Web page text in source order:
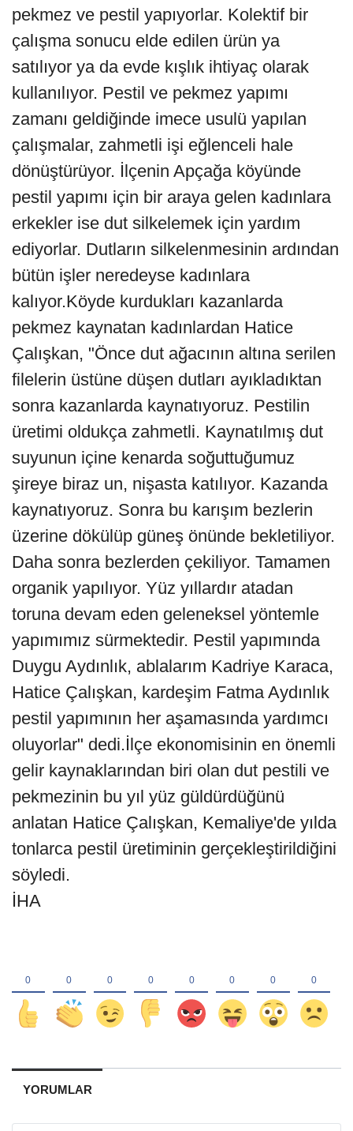
pekmez ve pestil yapıyorlar. Kolektif bir
çalışma sonucu elde edilen ürün ya
satılıyor ya da evde kışlık ihtiyaç olarak
kullanılıyor. Pestil ve pekmez yapımı
zamanı geldiğinde imece usulü yapılan
çalışmalar, zahmetli işi eğlenceli hale
dönüştürüyor. İlçenin Apçağa köyünde
pestil yapımı için bir araya gelen kadınlara
erkekler ise dut silkelemek için yardım
ediyorlar. Dutların silkelenmesinin ardından
bütün işler neredeyse kadınlara
kalıyor.Köyde kurdukları kazanlarda
pekmez kaynatan kadınlardan Hatice
Çalışkan, "Önce dut ağacının altına serilen
filelerin üstüne düşen dutları ayıkladıktan
sonra kazanlarda kaynatıyoruz. Pestilin
üretimi oldukça zahmetli. Kaynatılmış dut
suyunun içine kenarda soğuttuğumuz
şireye biraz un, nişasta katılıyor. Kazanda
kaynatıyoruz. Sonra bu karışım bezlerin
üzerine dökülüp güneş önünde bekletiliyor.
Daha sonra bezlerden çekiliyor. Tamamen
organik yapılıyor. Yüz yıllardır atadan
toruna devam eden geleneksel yöntemle
yapımımız sürmektedir. Pestil yapımında
Duygu Aydınlık, ablalarım Kadriye Karaca,
Hatice Çalışkan, kardeşim Fatma Aydınlık
pestil yapımının her aşamasında yardımcı
oluyorlar" dedi.İlçe ekonomisinin en önemli
gelir kaynaklarından biri olan dut pestili ve
pekmezinin bu yıl yüz güldürdüğünü
anlatan Hatice Çalışkan, Kemaliye'de yılda
tonlarca pestil üretiminin gerçekleştirildiğini
söyledi.
İHA
YORUMLAR